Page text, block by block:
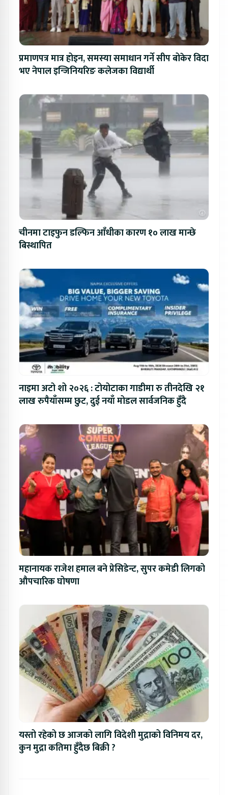
प्रमाणपत्र मात्र होइन, समस्या समाधान गर्ने सीप बोकेर विदा
भए नेपाल इन्जिनियरिङ कलेजका विद्यार्थी
चीनमा टाइफुन डल्फिन आँधीका कारण १० लाख मान्छे
बिस्थापित
नाइमा अटो शो २०२६ : टोयोटाका गाडीमा रु तीनदेखि २१
लाख रुपैयाँसम्म छुट, दुई नयाँ मोडल सार्वजनिक हुँदै
महानायक राजेश हमाल बने प्रेसिडेन्ट, सुपर कमेडी लिगको
औपचारिक घोषणा
यस्तो रहेको छ आजको लागि विदेशी मुद्राको विनिमय दर,
कुन मुद्रा कतिमा हुँदैछ बिक्री ?